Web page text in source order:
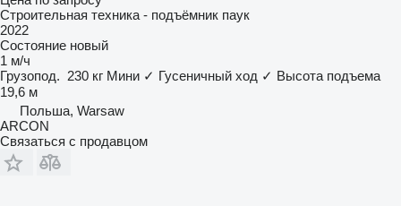
Строительная техника - подъёмник паук
2022
Состояние новый
1 м/ч
Грузопод. 230 кг Мини ✓ Гусеничный ход ✓ Высота подъема
19,6 м
Польша, Warsaw
ARCON
Связаться с продавцом